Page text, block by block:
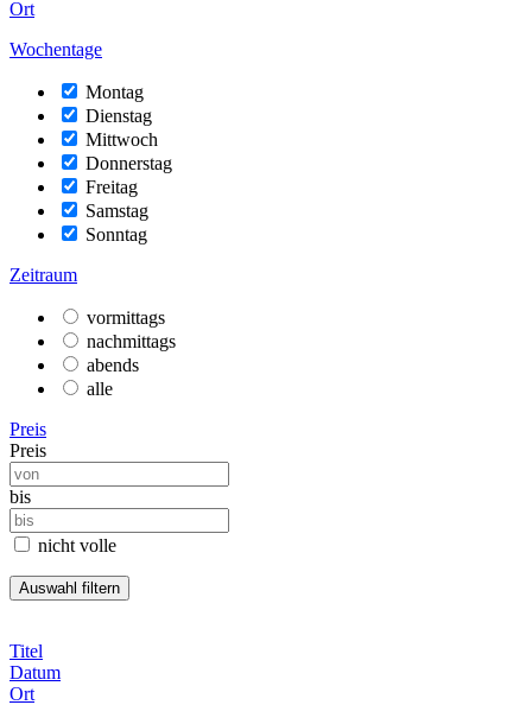
Ort
Wochentage
Montag
Dienstag
Mittwoch
Donnerstag
Freitag
Samstag
Sonntag
Zeitraum
vormittags
nachmittags
abends
alle
Preis
Preis
bis
nicht volle
Titel
Datum
Ort